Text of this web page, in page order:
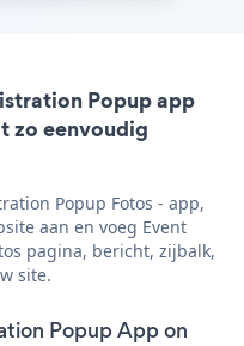
Popup app
zo eenvoudig
Popup Fotos - app,
aan en voeg Event
pagina, bericht, zijbalk,
site.
Popup App on